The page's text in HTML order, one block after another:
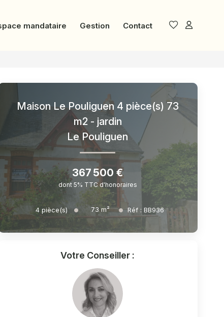
mandataire Gestion Contact
Maison Le Pouliguen 4 pièce(s) 73
m2 - jardin
Le Pouliguen
367 500 €
dont 5% TTC d'honoraires
4 pièce(s) 73 m² Réf : BB936
Votre Conseiller :